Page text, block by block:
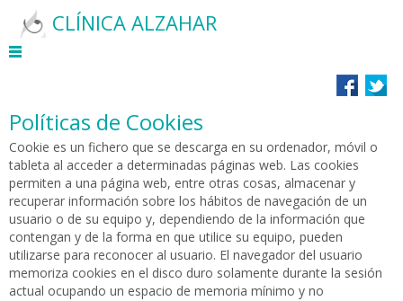
CLÍNICA ALZAHAR
Políticas de Cookies
Cookie es un fichero que se descarga en su ordenador, móvil o
tableta al acceder a determinadas páginas web. Las cookies
permiten a una página web, entre otras cosas, almacenar y
recuperar información sobre los hábitos de navegación de un
usuario o de su equipo y, dependiendo de la información que
contengan y de la forma en que utilice su equipo, pueden
utilizarse para reconocer al usuario. El navegador del usuario
memoriza cookies en el disco duro solamente durante la sesión
actual ocupando un espacio de memoria mínimo y no